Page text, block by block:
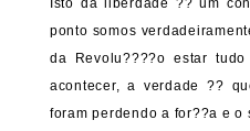
Isto da liberdade ?? um
ponto somos
da Revolu????o estar
acontecer, a verdade ??
foram perdendo a for??a e